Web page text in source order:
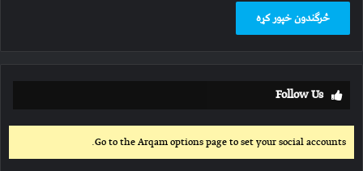
Follow Us
Go to the Arqam options page to set your social accounts.